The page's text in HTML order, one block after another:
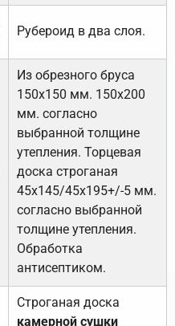
Рубероид в два слоя.
Из обрезного бруса
150х150 мм. 150х200
мм. согласно
выбранной толщине
утепления. Торцевая
доска строганая
45х145/45х195+/-5 мм.
согласно выбранной
толщине утепления.
Обработка
антисептиком.
Строганая доска
камерной сушки